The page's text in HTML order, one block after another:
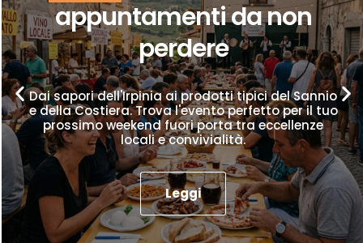
appuntamenti da non
perdere
Dai sapori dell'Irpinia ai prodotti tipici del Sannio
e della Costiera. Trova l'evento perfetto per il tuo
prossimo weekend fuori porta tra eccellenze
locali e convivialità.
Leggi